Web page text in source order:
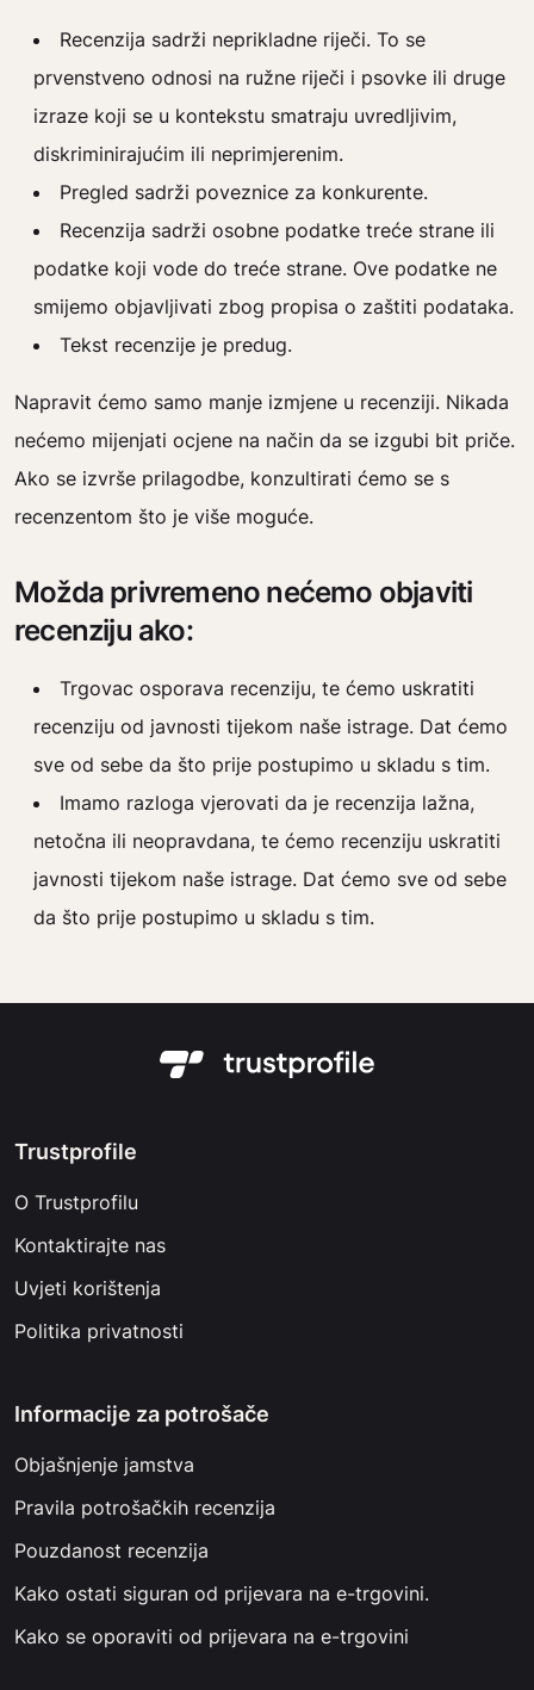
Recenzija sadrži neprikladne riječi. To se
prvenstveno odnosi na ružne riječi i psovke ili druge
izraze koji se u kontekstu smatraju uvredljivim,
diskriminirajućim ili neprimjerenim.
Pregled sadrži poveznice za konkurente.
Recenzija sadrži osobne podatke treće strane ili
podatke koji vode do treće strane. Ove podatke ne
smijemo objavljivati zbog propisa o zaštiti podataka.
Tekst recenzije je predug.
Napravit ćemo samo manje izmjene u recenziji. Nikada
nećemo mijenjati ocjene na način da se izgubi bit priče.
Ako se izvrše prilagodbe, konzultirati ćemo se s
recenzentom što je više moguće.
Možda privremeno nećemo objaviti
recenziju ako:
Trgovac osporava recenziju, te ćemo uskratiti
recenziju od javnosti tijekom naše istrage. Dat ćemo
sve od sebe da što prije postupimo u skladu s tim.
Imamo razloga vjerovati da je recenzija lažna,
netočna ili neopravdana, te ćemo recenziju uskratiti
javnosti tijekom naše istrage. Dat ćemo sve od sebe
da što prije postupimo u skladu s tim.
Trustprofile
O Trustprofilu
Kontaktirajte nas
Uvjeti korištenja
Politika privatnosti
Informacije za potrošače
Objašnjenje jamstva
Pravila potrošačkih recenzija
Pouzdanost recenzija
Kako ostati siguran od prijevara na e-trgovini.
Kako se oporaviti od prijevara na e-trgovini